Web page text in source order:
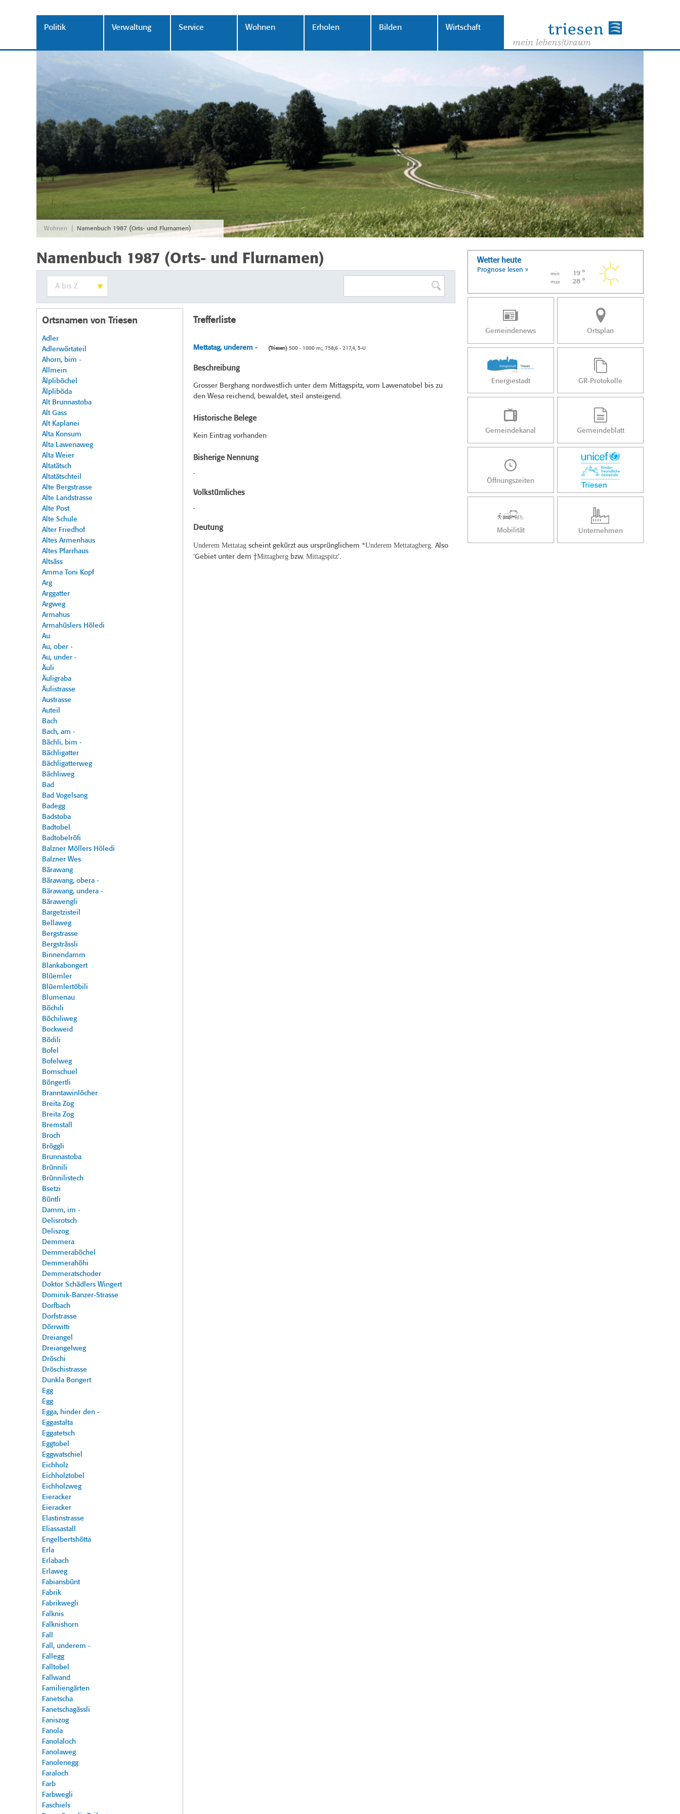
Politik Verwaltung Service Wohnen Erholen Bilden Wirtschaft
Wohnen Namenbuch 1987 (Orts- und Flurnamen)
Namenbuch 1987 (Orts- und Flurnamen)
Ortsnamen von Triesen
Adler
Adlerwörtateil
Ahorn, bim -
Allmein
Älpliböchel
Älpliböda
Alt Brunnastoba
Alt Gass
Alt Kaplanei
Alta Konsum
Alta Lawenaweg
Alta Weier
Altatätsch
Altatätschteil
Alte Bergstrasse
Alte Landstrasse
Alte Post
Alte Schule
Alter Friedhof
Altes Armenhaus
Altes Pfarrhaus
Altsäss
Amma Toni Kopf
Arg
Arggatter
Argweg
Armahus
Armahüslers Höledi
Au
Au, ober -
Au, under -
Äuli
Äuligraba
Äulistrasse
Austrasse
Auteil
Bach
Bach, am -
Bächli, bim -
Bächligatter
Bächligatterweg
Bächliweg
Bad
Bad Vogelsang
Badegg
Badstoba
Badtobel
Badtobelröfi
Balzner Möllers Höledi
Balzner Wes
Bärawang
Bärawang, obera -
Bärawang, undera -
Bärawengli
Bargetzisteil
Bellaweg
Bergstrasse
Bergsträssli
Binnendamm
Blankabongert
Blüemler
Blüemlertöbili
Blumenau
Böchili
Böchiliweg
Bockweid
Bödili
Bofel
Bofelweg
Bomschuel
Böngertli
Branntawinlöcher
Breita Zog
Breita Zog
Bremstall
Broch
Bröggli
Brunnastoba
Brünnili
Brünnilistech
Bsetzi
Büntli
Damm, im -
Delisrotsch
Deliszog
Demmera
Demmeraböchel
Demmerahöhi
Demmeratschoder
Doktor Schädlers Wingert
Dominik-Banzer-Strasse
Dorfbach
Dorfstrasse
Dörrwitti
Dreiangel
Dreiangelweg
Dröschi
Dröschistrasse
Dunkla Bongert
Egg
Egg
Egga, hinder den -
Eggastalta
Eggatetsch
Eggtobel
Eggwatschiel
Eichholz
Eichholztobel
Eichholzweg
Eieracker
Eieracker
Elastinstrasse
Eliassastall
Engelbertshötta
Erla
Erlabach
Erlaweg
Fabiansbünt
Fabrik
Fabrikwegli
Falknis
Falknishorn
Fall
Fall, underem -
Fallegg
Falltobel
Fallwand
Familiengärten
Fanetscha
Fanetschagässli
Faniszog
Fanola
Fanolaloch
Fanolaweg
Fanolenegg
Faraloch
Farb
Farbwegli
Faschiels
Trefferliste
Mettatag, underem - (Triesen)500 - 1000 m;, 758,6 - 217,4, 5-U
Beschreibung
Grosser Berghang nordwestlich unter dem Mittagspitz, vom Lawenatobel bis zu
den Wesa reichend, bewaldet, steil ansteigend.
Historische Belege
Kein Eintrag vorhanden
Bisherige Nennung
-
Volkstümliches
-
Deutung
Underem Mettatagscheint gekürzt aus ursprünglichem *Underem Mettatagberg. Also
'Gebiet unter dem †Mittagbergbzw. Mittagspitz'.
Wetter heute
Prognose lesen »
min 19 °
max 28 °
Gemeindenews Ortsplan
Energiestadt GR-Protokolle
Gemeindekanal Gemeindeblatt
Öffnungszeiten
Mobilität Unternehmen